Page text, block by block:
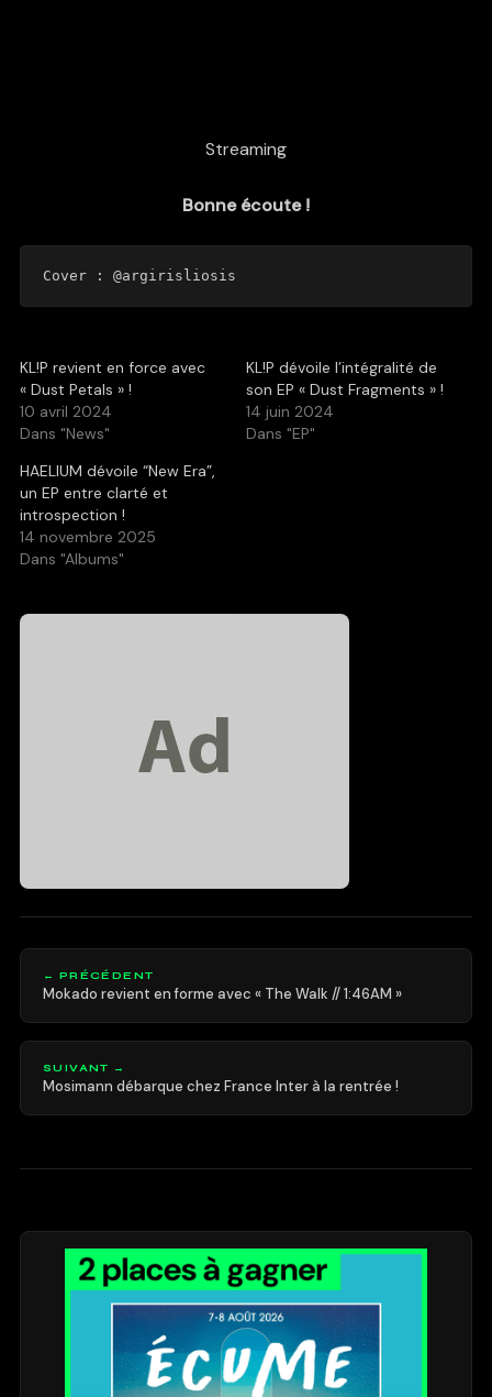
Streaming
Bonne écoute !
Cover : @argirisliosis
KL!P revient en force avec
« Dust Petals » !
10 avril 2024
Dans "News"
KL!P dévoile l’intégralité de
son EP « Dust Fragments » !
14 juin 2024
Dans "EP"
HAELIUM dévoile “New Era”,
un EP entre clarté et
introspection !
14 novembre 2025
Dans "Albums"
← PRÉCÉDENT
Mokado revient en forme avec « The Walk // 1:46AM »
SUIVANT →
Mosimann débarque chez France Inter à la rentrée !